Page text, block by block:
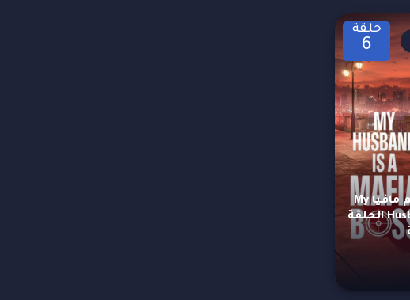
حلقة
6
مسلسل زوجي زعيم مافيا My
Husband is a Mafia Boss الحلقة